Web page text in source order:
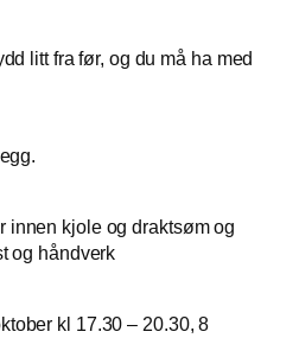
litt fra før, og du må ha med
innen kjole og draktsøm og
og håndverk
kl 17.30 – 20.30, 8